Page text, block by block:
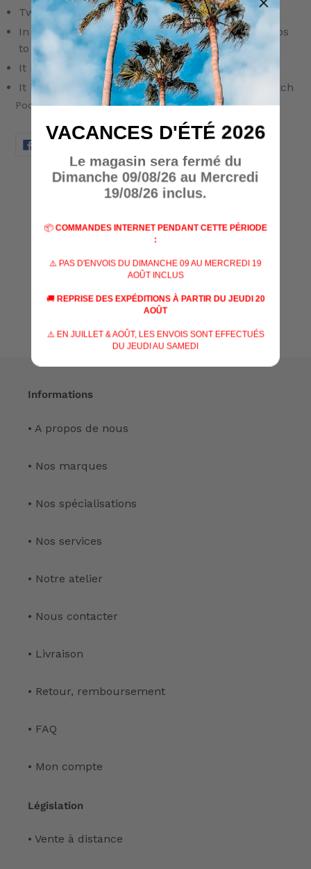
Two-way zipper allows you to unfold it flat
In the middle it has a system of dividers and loops
to organize carried equipment
It has a transport handle and MOLLE mounting
It has a Velcro panel and a medical red cross patch
Poche seule, livrée sans accessoires
FACEBOOK
TWITTER
AVIS CLIENTS
Soyez le premier à écrire un avis
Écrire un avis
Informations
• A propos de nous
• Nos marques
• Nos spécialisations
• Nos services
• Notre atelier
• Nous contacter
• Livraison
• Retour, remboursement
• FAQ
• Mon compte
Législation
• Vente à distance
VACANCES D'ÉTÉ 2026
Le magasin sera fermé du
Dimanche 09/08/26 au Mercredi
19/08/26 inclus.
📦 COMMANDES INTERNET PENDANT CETTE PÉRIODE
:
⚠️ PAS D'ENVOIS DU DIMANCHE 09 AU MERCREDI 19
AOÛT INCLUS
🚚 REPRISE DES EXPÉDITIONS À PARTIR DU JEUDI 20
AOÛT
⚠️ EN JUILLET & AOÛT, LES ENVOIS SONT EFFECTUÉS
DU JEUDI AU SAMEDI